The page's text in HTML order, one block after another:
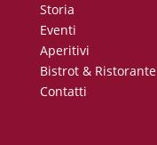
Storia
Eventi
Aperitivi
Bistrot & Ristorante
Contatti